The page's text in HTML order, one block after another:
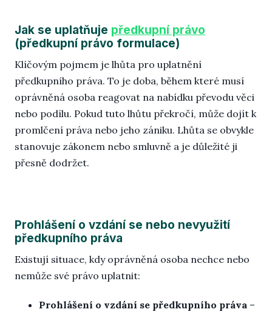
Jak se uplatňuje předkupní právo
(předkupní právo formulace)
Klíčovým pojmem je lhůta pro uplatnění
předkupního práva. To je doba, během které musí
oprávněná osoba reagovat na nabídku převodu věci
nebo podílu. Pokud tuto lhůtu překročí, může dojít k
promlčení práva nebo jeho zániku. Lhůta se obvykle
stanovuje zákonem nebo smluvně a je důležité ji
přesně dodržet.
Prohlášení o vzdání se nebo nevyužití
předkupního práva
Existují situace, kdy oprávněná osoba nechce nebo
nemůže své právo uplatnit:
Prohlášení o vzdání se předkupního práva –